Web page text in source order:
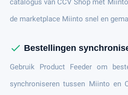
catalogus van CCV Shop met
de marketplace Miinto snel en
check Bestellingen
Gebruik Product Feeder om
synchroniseren tussen Miinto en